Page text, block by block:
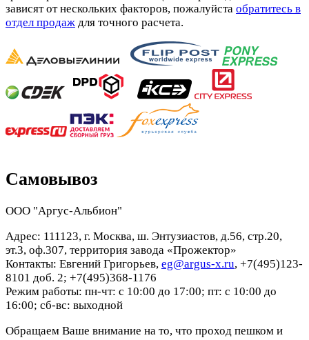
зависят от нескольких факторов, пожалуйста обратитесь в
отдел продаж для точного расчета.
Самовывоз
ООО "Аргус-Альбион"
Адрес: 111123, г. Москва, ш. Энтузиастов, д.56, стр.20,
эт.3, оф.307, территория завода «Прожектор»
Контакты: Евгений Григорьев, eg@argus-x.ru, +7(495)123-
8101 доб. 2; +7(495)368-1176
Режим работы: пн-чт: с 10:00 до 17:00; пт: с 10:00 до
16:00; сб-вс: выходной
Обращаем Ваше внимание на то, что проход пешком и